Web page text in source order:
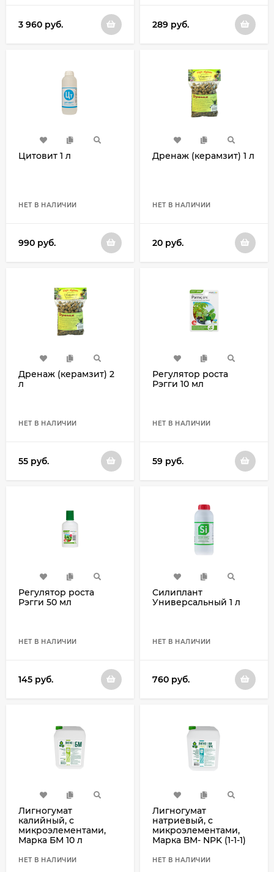
3 960 руб. 289 руб.
Цитовит 1 л
НЕТ В НАЛИЧИИ
990 руб.
Дренаж (керамзит) 1 л
НЕТ В НАЛИЧИИ
20 руб.
Дренаж (керамзит) 2
л
НЕТ В НАЛИЧИИ
55 руб.
Регулятор роста
Рэгги 10 мл
НЕТ В НАЛИЧИИ
59 руб.
Регулятор роста
Рэгги 50 мл
НЕТ В НАЛИЧИИ
145 руб.
Силиплант
Универсальный 1 л
НЕТ В НАЛИЧИИ
760 руб.
Лигногумат
калийный, с
микроэлементами,
Марка БМ 10 л
НЕТ В НАЛИЧИИ
Лигногумат
натриевый, с
микроэлементами,
Марка ВМ- NPK (1-1-1)
НЕТ В НАЛИЧИИ